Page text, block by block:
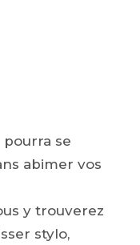
se
abimer vos
y trouverez
stylo,